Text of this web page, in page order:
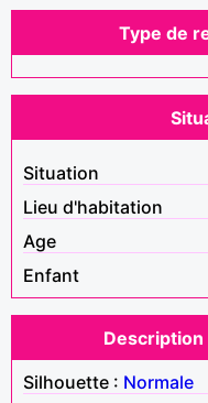
Type de
Situation
Lieu d'habitation
Age
Enfant
Silhouette : Normale